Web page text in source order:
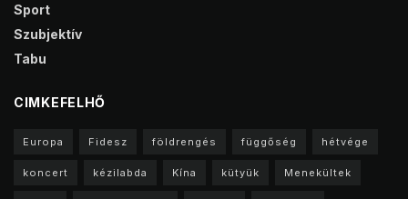
Sport
Szubjektív
Tabu
CIMKEFELHŐ
Europa Fidesz földrengés függőség hétvége
koncert kézilabda Kína kütyük Menekültek